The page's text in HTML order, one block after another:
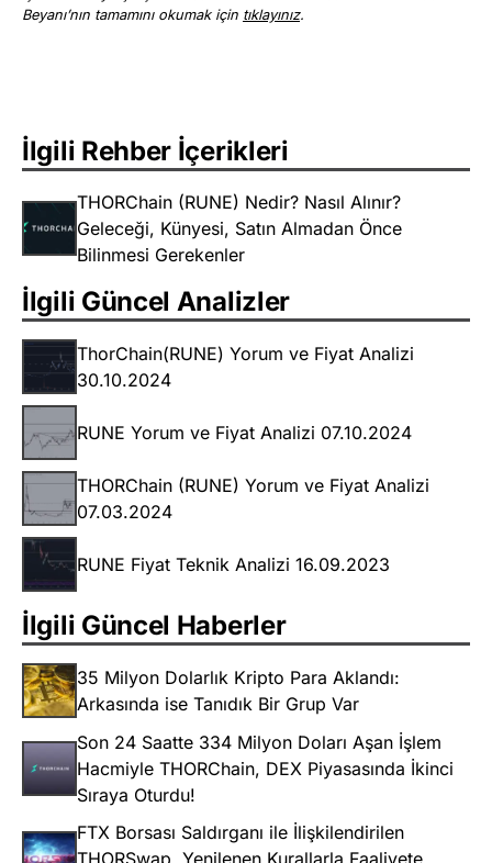
Beyanı’nın tamamını okumak için tıklayınız.
İlgili Rehber İçerikleri
THORChain (RUNE) Nedir? Nasıl Alınır?
Geleceği, Künyesi, Satın Almadan Önce
Bilinmesi Gerekenler
İlgili Güncel Analizler
ThorChain(RUNE) Yorum ve Fiyat Analizi
30.10.2024
RUNE Yorum ve Fiyat Analizi 07.10.2024
THORChain (RUNE) Yorum ve Fiyat Analizi
07.03.2024
RUNE Fiyat Teknik Analizi 16.09.2023
İlgili Güncel Haberler
35 Milyon Dolarlık Kripto Para Aklandı:
Arkasında ise Tanıdık Bir Grup Var
Son 24 Saatte 334 Milyon Doları Aşan İşlem
Hacmiyle THORChain, DEX Piyasasında İkinci
Sıraya Oturdu!
FTX Borsası Saldırganı ile İlişkilendirilen
THORSwap, Yenilenen Kurallarla Faaliyete